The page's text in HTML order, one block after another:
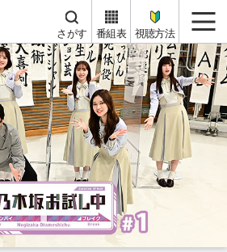
TBS チャンネル
さがす 番組表 視聴方法